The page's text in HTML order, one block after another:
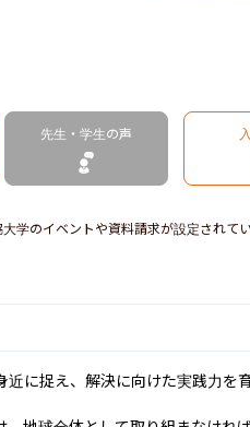
先生・学生の声
大学のイベントや資料請求が設定されて
近に捉え、解決に向けた実践力を育